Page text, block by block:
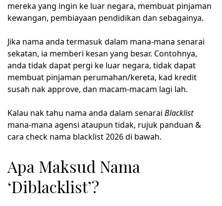
mereka yang ingin ke luar negara, membuat pinjaman
kewangan, pembiayaan pendidikan dan sebagainya.
Jika nama anda termasuk dalam mana-mana senarai
sekatan, ia memberi kesan yang besar. Contohnya,
anda tidak dapat pergi ke luar negara, tidak dapat
membuat pinjaman perumahan/kereta, kad kredit
susah nak approve, dan macam-macam lagi lah.
Kalau nak tahu nama anda dalam senarai Blacklist
mana-mana agensi ataupun tidak, rujuk panduan &
cara check nama blacklist 2026 di bawah.
Apa Maksud Nama
‘Diblacklist’?